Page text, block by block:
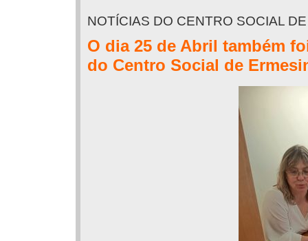
NOTÍCIAS DO CENTRO SOCIAL
O dia 25 de Abril também
do Centro Social de